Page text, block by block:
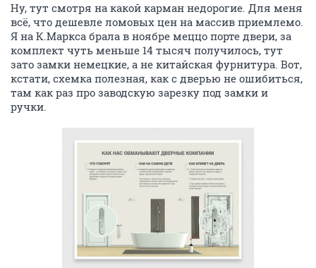
Ну, тут смотря на какой карман недорогие. Для меня
всё, что дешевле ломовых цен на массив приемлемо.
Я на К.Маркса брала в ноябре меццо порте двери, за
комплект чуть меньше 14 тысяч получилось, тут
зато замки немецкие, а не китайская фурнитура. Вот,
кстати, схемка полезная, как с дверью не ошибиться,
там как раз про заводскую зарезку под замки и
ручки.